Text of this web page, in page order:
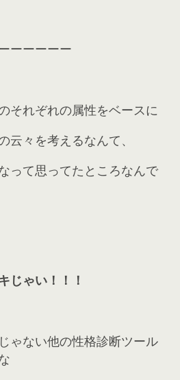
ーーーーー
それぞれの属性をベースに
云々を考えるなんて、
って思ってたところなんで
じゃい！！！
ゃない他の性格診断ツール